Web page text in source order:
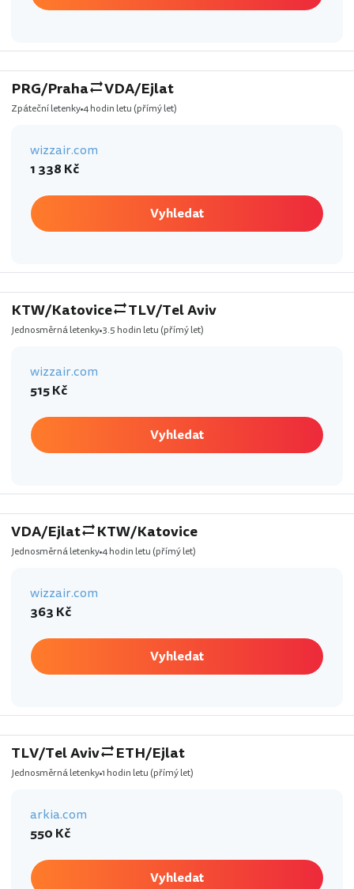
PRG/Praha VDA/Ejlat
Zpáteční letenky4 hodin letu (přímý let)
wizzair.com
1 338 Kč
Vyhledat
KTW/Katovice TLV/Tel Aviv
Jednosměrná letenky 3.5 hodin letu (přímý let)
wizzair.com
515 Kč
Vyhledat
VDA/Ejlat KTW/Katovice
Jednosměrná letenky4 hodin letu (přímý let)
wizzair.com
363 Kč
Vyhledat
TLV/Tel Aviv ETH/Ejlat
Jednosměrná letenky1 hodin letu (přímý let)
arkia.com
550 Kč
Vyhledat